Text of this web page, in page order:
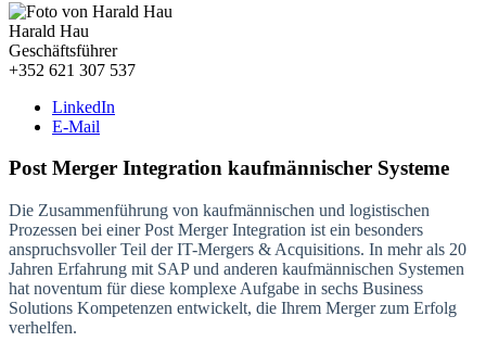
Harald Hau
Geschäftsführer
+352 621 307 537
LinkedIn
E-Mail
Post Merger Integration kaufmännischer Systeme
Die Zusammenführung von kaufmännischen und logistischen
Prozessen bei einer Post Merger Integration ist ein besonders
anspruchsvoller Teil der IT-Mergers & Acquisitions. In mehr als 20
Jahren Erfahrung mit SAP und anderen kaufmännischen Systemen
hat noventum für diese komplexe Aufgabe in sechs Business
Solutions Kompetenzen entwickelt, die Ihrem Merger zum Erfolg
verhelfen.